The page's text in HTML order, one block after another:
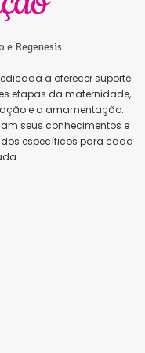
e Regenesis
a oferecer suporte
etapas da maternidade,
e a amamentação.
seus conhecimentos e
específicos para cada